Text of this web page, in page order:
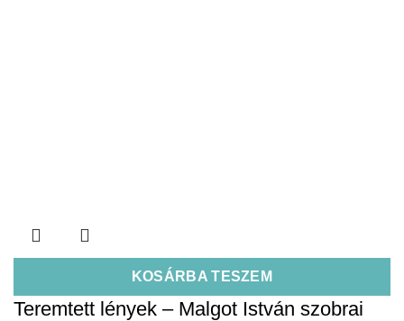
KOSÁRBA TESZEM
Teremtett lények – Malgot István szobrai